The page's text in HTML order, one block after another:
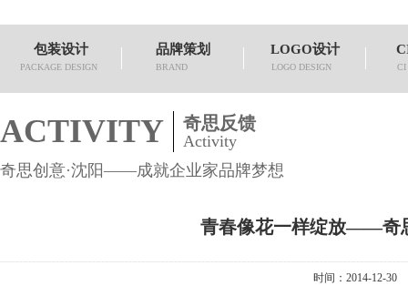
包装设计
PACKAGE DESIGN
品牌策划
BRAND
LOGO设计
LOGO DESIGN CI
ACTIVITY 奇思反馈
Activity
奇思创意·沈阳——成就企业家品牌梦想
青春像花一样绽放——奇
时间：2014-12-30